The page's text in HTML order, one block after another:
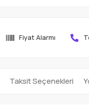
Fiyat Alarmı
Taksit Seçenekleri